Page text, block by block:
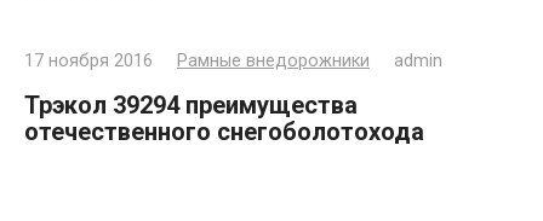
17 ноября 2016 Рамные внедорожники admin
Трэкол 39294 преимущества
отечественного снегоболотохода